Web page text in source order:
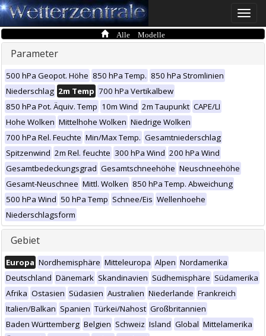
Toggle
Alle Modelle
Parameter
500 hPa Geopot. Höhe 850 hPa Temp. 850 hPa Stromlinien
Niederschlag 2m Temp 700 hPa Vertikalbew
850 hPa Pot. Äquiv. Temp 10m Wind 2m Taupunkt CAPE/LI
Hohe Wolken Mittelhohe Wolken Niedrige Wolken
700 hPa Rel. Feuchte Min/Max Temp. Gesamtniederschlag
Spitzenwind 2m Rel. feuchte 300 hPa Wind 200 hPa Wind
Gesamtbedeckungsgrad Gesamtschneehöhe Neuschneehöhe
Gesamt-Neuschnee Mittl. Wolken 850 hPa Temp. Abweichung
500 hPa Wind 50 hPa Temp Schnee/Eis Wellenhoehe
Niederschlagsform
Gebiet
Europa Nordhemisphäre Mitteleuropa Alpen Nordamerika
Deutschland Dänemark Skandinavien Südhemisphäre Südamerika
Afrika Ostasien Südasien Australien Niederlande Frankreich
Italien/Balkan Spanien Türkei/Nahost Großbritannien
Baden Württemberg Belgien Schweiz Island Global Mittelamerika